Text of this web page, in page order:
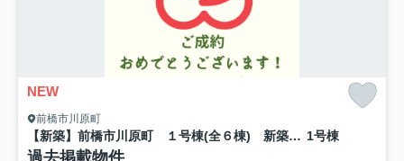
NEW
前橋市川原町
【新築】前橋市川原町 １号棟(全６棟) 新築建売分譲 1号棟